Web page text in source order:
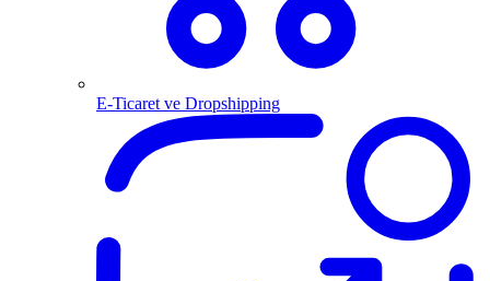
E-Ticaret ve Dropshipping